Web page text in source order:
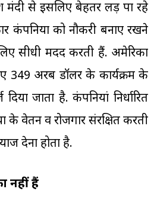
मंदी से इसलिए बेहतर लड़ पा रहे
कंपनियों को नौकरी बनाए रखने
सीधी मदद करती हैं. अमेरिका
349 अरब डॉलर के कार्यक्रम के
जाता है. कंपनियां निर्धारित
के वेतन व रोजगार संरक्षित करती
देना होता है.
नहीं हैं